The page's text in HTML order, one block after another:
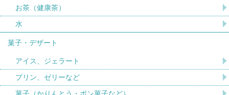
お茶（健康茶）
水
菓子・デザート
アイス、ジェラート
プリン、ゼリーなど
菓子（かりんとう・ポン菓子など）